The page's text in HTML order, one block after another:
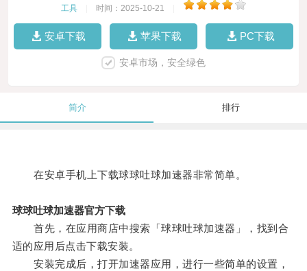
工具 时间：2025-10-21
安卓下载 苹果下载 PC下载
安卓市场，安全绿色
简介 排行
在安卓手机上下载球球吐球加速器非常简单。
球球吐球加速器官方下载
首先，在应用商店中搜索「球球吐球加速器」，找到合
适的应用后点击下载安装。
安装完成后，打开加速器应用，进行一些简单的设置，